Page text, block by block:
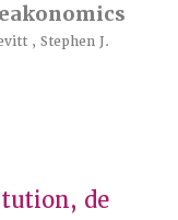
, Stephen J.
de